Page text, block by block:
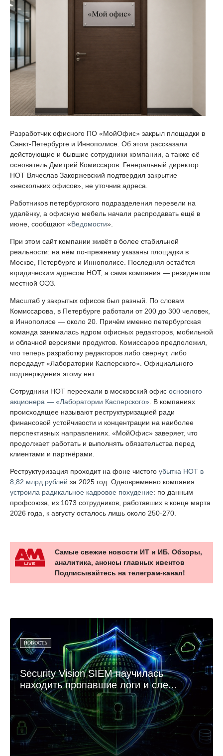
Разработчик офисного ПО «МойОфис» закрыл площадки в
Санкт-Петербурге и Иннополисе. Об этом рассказали
действующие и бывшие сотрудники компании, а также её
основатель Дмитрий Комиссаров. Генеральный директор
НОТ Вячеслав Закоржевский подтвердил закрытие
«нескольких офисов», не уточнив адреса.
Работников петербургского подразделения перевели на
удалёнку, а офисную мебель начали распродавать ещё в
июне, сообщают «Ведомости».
При этом сайт компании живёт в более стабильной
реальности: на нём по-прежнему указаны площадки в
Москве, Петербурге и Иннополисе. Последняя остаётся
юридическим адресом НОТ, а сама компания — резидентом
местной ОЭЗ.
Масштаб у закрытых офисов был разный. По словам
Комиссарова, в Петербурге работали от 200 до 300 человек,
в Иннополисе — около 20. Причём именно петербургская
команда занималась ядром офисных редакторов, мобильной
и облачной версиями продуктов. Комиссаров предположил,
что теперь разработку редакторов либо свернут, либо
передадут «Лаборатории Касперского». Официального
подтверждения этому нет.
Сотрудники НОТ переехали в московский офис основного
акционера — «Лаборатории Касперского» . В компаниях
происходящее называют реструктуризацией ради
финансовой устойчивости и концентрации на наиболее
перспективных направлениях. «МойОфис» заверяет, что
продолжает работать и выполнять обязательства перед
клиентами и партнёрами.
Реструктуризация проходит на фоне чистого убытка НОТ в
8,82 млрд рублей за 2025 год. Одновременно компания
устроила радикальное кадровое похудение: по данным
профсоюза, из 1073 сотрудников, работавших в конце марта
2026 года, к августу осталось лишь около 250-270.
Самые свежие новости ИТ и ИБ. Обзоры,
аналитика, анонсы главных ивентов
Подписывайтесь на телеграм-канал!
НОВОСТЬ
Security Vision SIEM научилась
находить пропавшие логи и сле...